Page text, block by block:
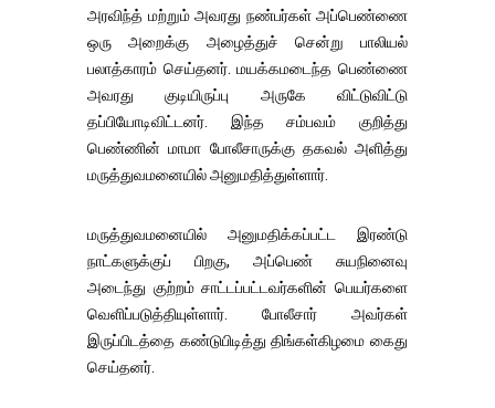
அரவிந்த் மற்றும் அவரது நண்பர்கள் அப்பெண்ணை
ஒரு அறைக்கு அழைத்துச் சென்று பாலியல்
பலாத்காரம் செய்தனர். மயக்கமடைந்த பெண்ணை
அவரது குடியிருப்பு அருகே விட்டுவிட்டு
தப்பியோடிவிட்டனர். இந்த சம்பவம் குறித்து
பெண்ணின் மாமா போலீசாருக்கு தகவல் அளித்து
மருத்துவமனையில் அனுமதித்துள்ளார்.
மருத்துவமனையில் அனுமதிக்கப்பட்ட இரண்டு
நாட்களுக்குப் பிறகு, அப்பெண் சுயநினைவு
அடைந்து குற்றம் சாட்டப்பட்டவர்களின் பெயர்களை
வெளிப்படுத்தியுள்ளார். போலீசார் அவர்கள்
இருப்பிடத்தை கண்டுபிடித்து திங்கள்கிழமை கைது
செய்தனர்.